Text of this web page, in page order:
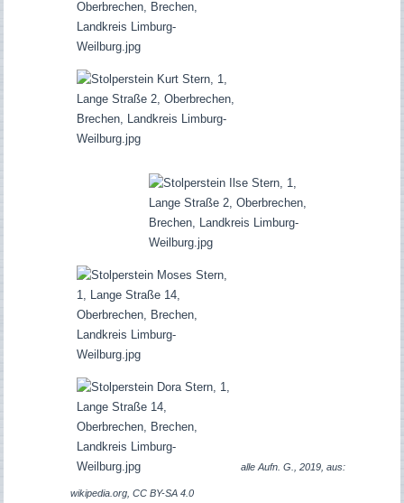
alle Aufn. G., 2019, aus:
wikipedia.org, CC BY-SA 4.0